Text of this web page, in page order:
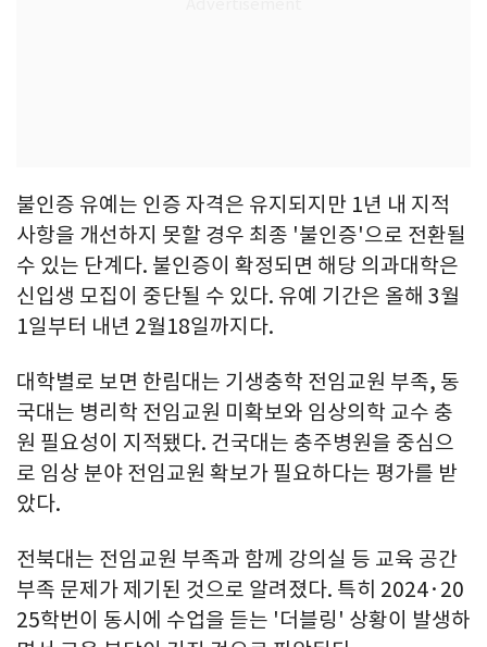
불인증 유예는 인증 자격은 유지되지만 1년 내 지적
사항을 개선하지 못할 경우 최종 '불인증'으로 전환될
수 있는 단계다. 불인증이 확정되면 해당 의과대학은
신입생 모집이 중단될 수 있다. 유예 기간은 올해 3월
1일부터 내년 2월18일까지다.
대학별로 보면 한림대는 기생충학 전임교원 부족, 동
국대는 병리학 전임교원 미확보와 임상의학 교수 충
원 필요성이 지적됐다. 건국대는 충주병원을 중심으
로 임상 분야 전임교원 확보가 필요하다는 평가를 받
았다.
전북대는 전임교원 부족과 함께 강의실 등 교육 공간
부족 문제가 제기된 것으로 알려졌다. 특히 2024·20
25학번이 동시에 수업을 듣는 '더블링' 상황이 발생하